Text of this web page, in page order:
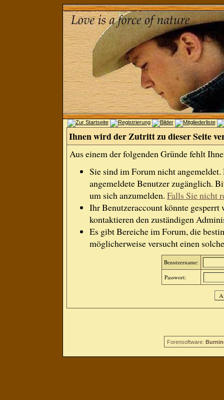
Ihnen wird der Zutritt zu dieser Seite
Aus einem der folgenden Gründe fehlt
Sie sind im Forum nicht
angemeldete Benutzer zugänglich.
um sich anzumelden. Falls Sie nicht
Ihr Benutzeraccount könnte gesperrt
kontaktieren den zuständigen
Es gibt Bereiche im Forum, die
möglicherweise versucht einen
Benutzername:
Passwort:
Forensoftware: